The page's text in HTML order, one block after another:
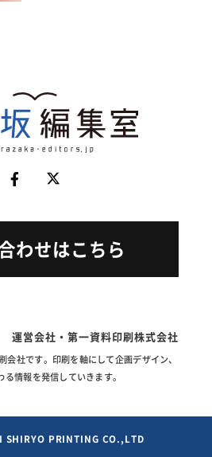
運営会社・第一資料印刷株式会社
会社です。印刷を軸にして企画デザイン、
情報を発信していきます。
わせはこちら
PRINTING CO.,LTD